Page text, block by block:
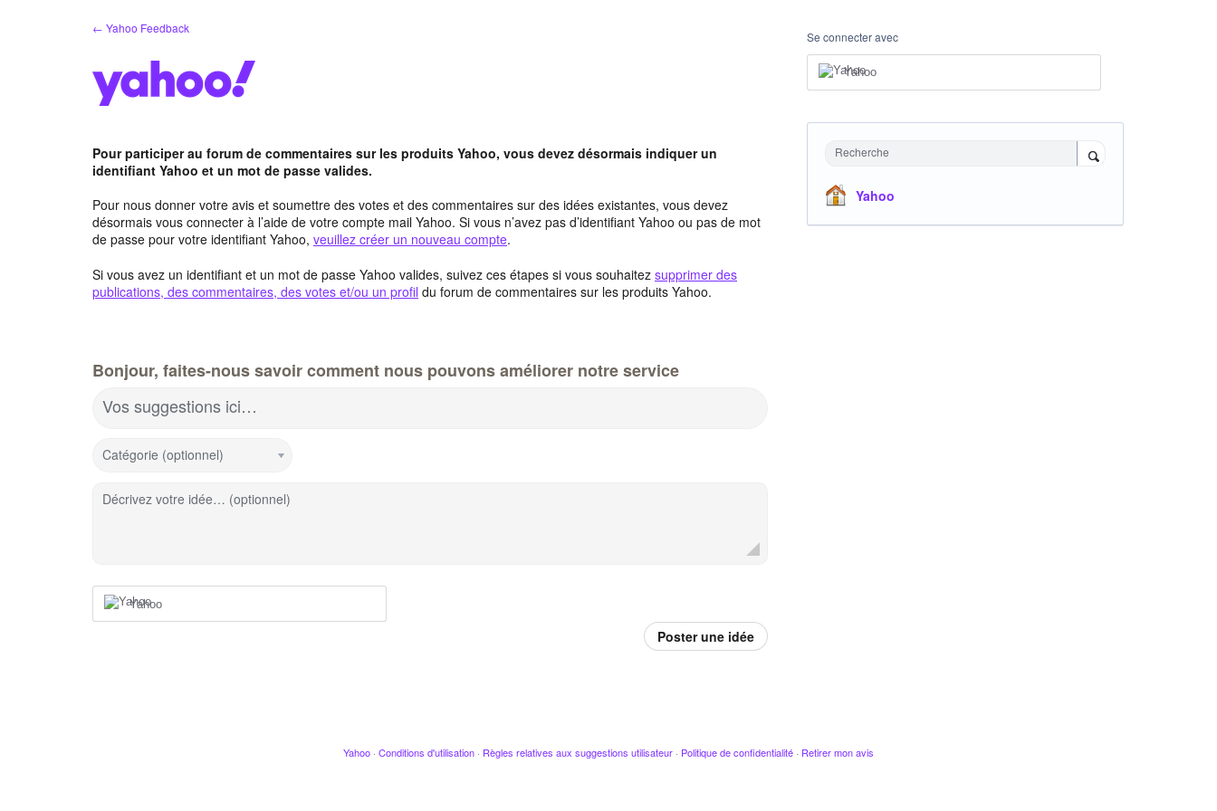
← Yahoo Feedback
Pour participer au forum de commentaires sur les produits Yahoo, vous devez désormais indiquer un
identifiant Yahoo et un mot de passe valides.
Pour nous donner votre avis et soumettre des votes et des commentaires sur des idées existantes, vous devez
désormais vous connecter à l’aide de votre compte mail Yahoo. Si vous n’avez pas d’identifiant Yahoo ou pas de mot
de passe pour votre identifiant Yahoo, veuillez créer un nouveau compte.
Si vous avez un identifiant et un mot de passe Yahoo valides, suivez ces étapes si vous souhaitez supprimer des
publications, des commentaires, des votes et/ou un profil du forum de commentaires sur les produits Yahoo.
Bonjour, faites-nous savoir comment nous pouvons améliorer notre service
Vos suggestions ici…
Catégorie (optionnel)
Décrivez votre idée… (optionnel)
Yahoo
Poster une idée
Se connecter avec
Yahoo
Recherche
Yahoo
Yahoo · Conditions d'utilisation · Règles relatives aux suggestions utilisateur · Politique de confidentialité · Retirer mon avis